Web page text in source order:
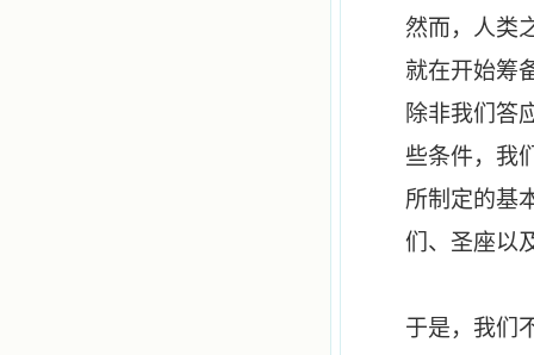
然而，人类
就在开始筹
除非我们答
些条件，我
所制定的基
们、圣座以
于是，我们